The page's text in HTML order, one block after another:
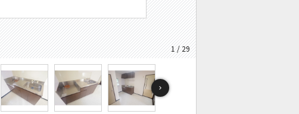
1 / 29
ター
トア
ンター